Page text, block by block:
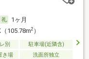
1ヶ月
105.78m2）
別
駐車場(近隣含)
き場 洗面所独立